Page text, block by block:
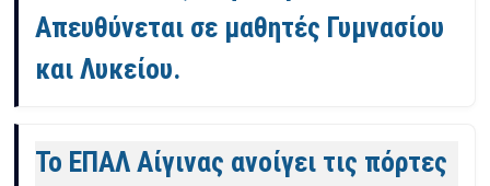
Απευθύνεται σε μαθητές Γυμνασίου
και Λυκείου.
Το ΕΠΑΛ Αίγινας ανοίγει τις πόρτες